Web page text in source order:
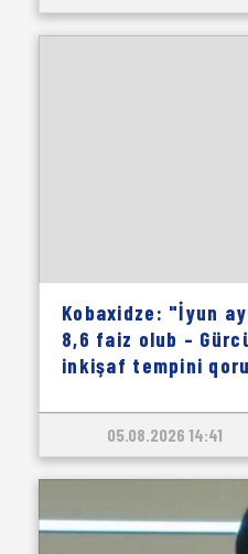
Kobaxidze: "İyun
8,6 faiz olub –
inkişaf tempini
05.08.2026 14:41